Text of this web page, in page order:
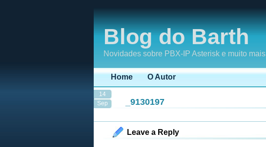
Blog do Barth
Novidades sobre PBX-IP Asterisk e muito mais
Home O Autor
14
Sep
_9130197
Leave a Reply